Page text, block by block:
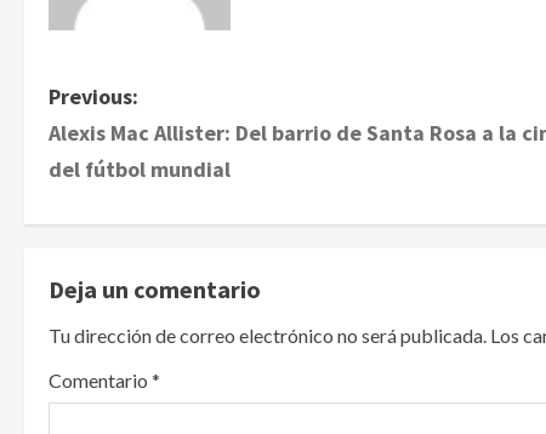
P
o
n
a
v
Previous:
Alexis Mac Allister: Del barrio de Santa Rosa a la
del fútbol mundial
Deja un comentario
Tu dirección de correo electrónico no será publicada. Los
Comentario *